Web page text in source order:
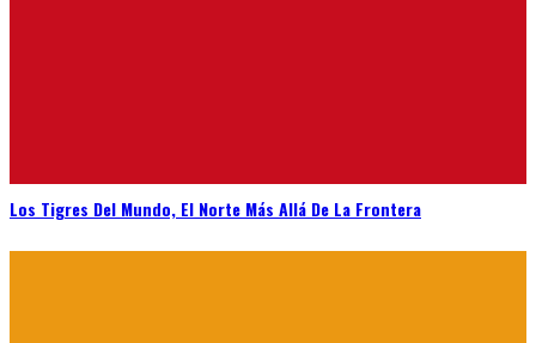
Los Tigres Del Mundo, El Norte Más Allá De La Frontera